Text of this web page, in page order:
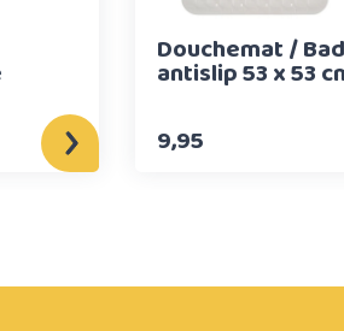
Douchemat /
antislip 53 x 53
9,95